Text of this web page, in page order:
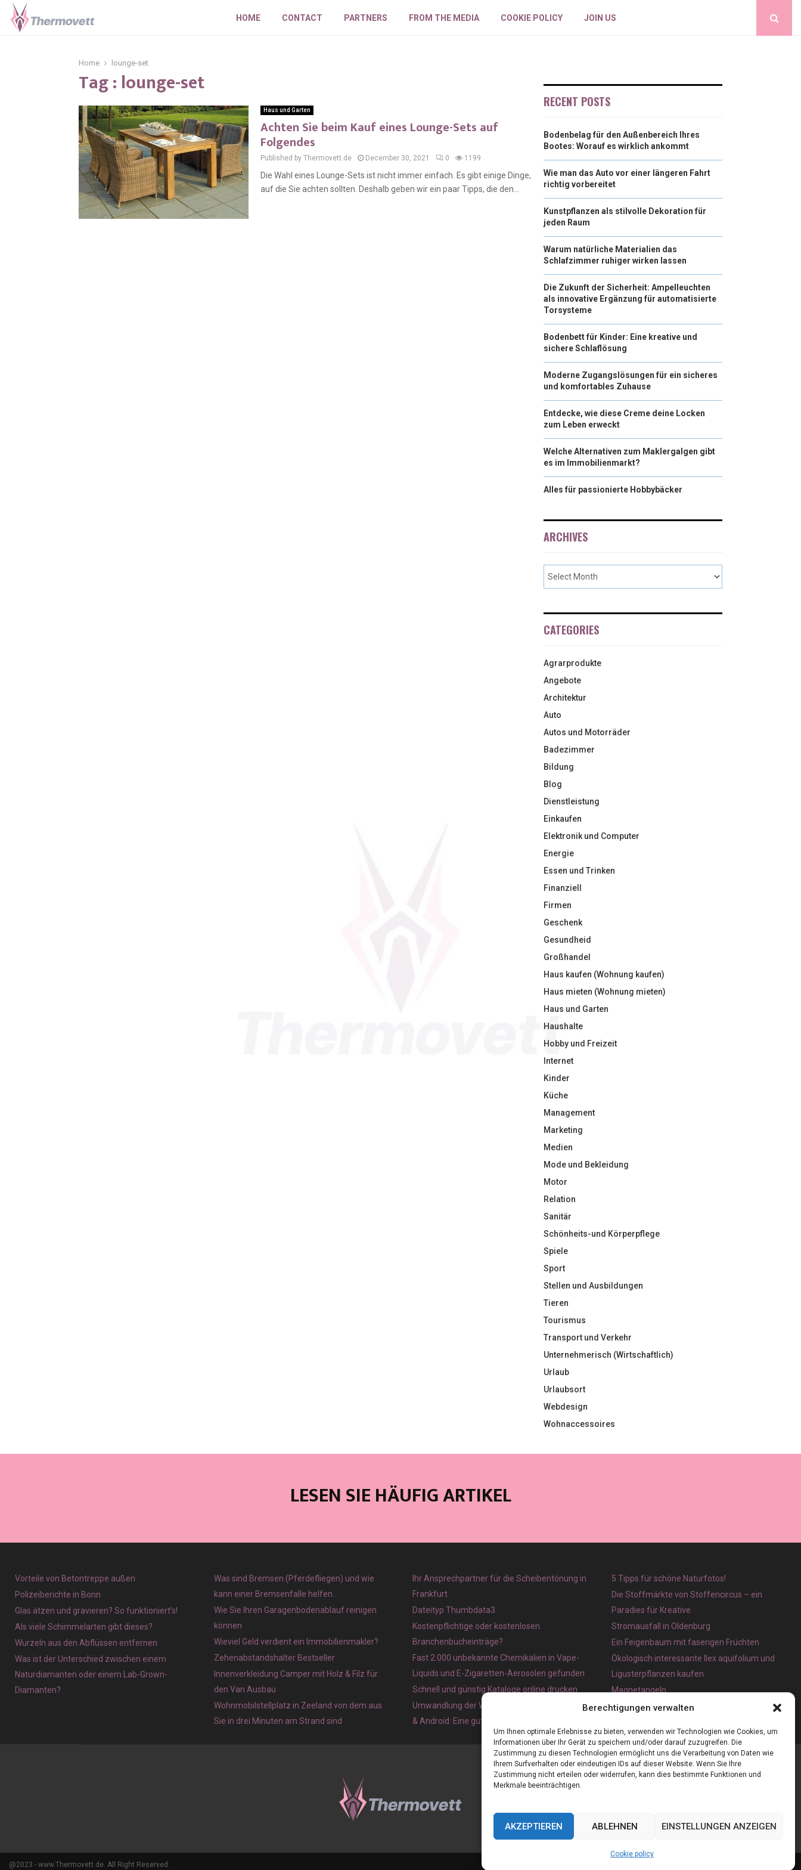
Berechtigungen verwalten
Um Ihnen optimale Erlebnisse zu bieten, verwenden wir Technologien wie Cookies, um
Informationen über Ihr Gerät zu speichern und/oder darauf zuzugreifen. Die
Zustimmung zu diesen Technologien ermöglicht uns die Verarbeitung von Daten wie
Ihrem Surfverhalten oder eindeutigen IDs auf dieser Website. Wenn Sie Ihre
Zustimmung nicht erteilen oder widerrufen, kann dies bestimmte Funktionen und
Merkmale beeinträchtigen.
AKZEPTIEREN ABLEHNEN EINSTELLUNGEN ANZEIGEN
Cookie policy
HOME CONTACT PARTNERS FROM THE MEDIA COOKIE POLICY JOIN US
Home lounge-set
Tag : lounge-set
Haus und Garten
Achten Sie beim Kauf eines Lounge-Sets auf
Folgendes
Published by Thermovett.de December 30, 2021 0 1199
Die Wahl eines Lounge-Sets ist nicht immer einfach. Es gibt einige Dinge,
auf die Sie achten sollten. Deshalb geben wir ein paar Tipps, die den...
RECENT POSTS
Bodenbelag für den Außenbereich Ihres
Bootes: Worauf es wirklich ankommt
Wie man das Auto vor einer längeren Fahrt
richtig vorbereitet
Kunstpflanzen als stilvolle Dekoration für
jeden Raum
Warum natürliche Materialien das
Schlafzimmer ruhiger wirken lassen
Die Zukunft der Sicherheit: Ampelleuchten
als innovative Ergänzung für automatisierte
Torsysteme
Bodenbett für Kinder: Eine kreative und
sichere Schlaflösung
Moderne Zugangslösungen für ein sicheres
und komfortables Zuhause
Entdecke, wie diese Creme deine Locken
zum Leben erweckt
Welche Alternativen zum Maklergalgen gibt
es im Immobilienmarkt?
Alles für passionierte Hobbybäcker
ARCHIVES
CATEGORIES
Agrarprodukte
Angebote
Architektur
Auto
Autos und Motorräder
Badezimmer
Bildung
Blog
Dienstleistung
Einkaufen
Elektronik und Computer
Energie
Essen und Trinken
Finanziell
Firmen
Geschenk
Gesundheid
Großhandel
Haus kaufen (Wohnung kaufen)
Haus mieten (Wohnung mieten)
Haus und Garten
Haushalte
Hobby und Freizeit
Internet
Kinder
Küche
Management
Marketing
Medien
Mode und Bekleidung
Motor
Relation
Sanitär
Schönheits-und Körperpflege
Spiele
Sport
Stellen und Ausbildungen
Tieren
Tourismus
Transport und Verkehr
Unternehmerisch (Wirtschaftlich)
Urlaub
Urlaubsort
Webdesign
Wohnaccessoires
LESEN SIE HÄUFIG ARTIKEL
Vorteile von Betontreppe außen
Polizeiberichte in Bonn
Glas ätzen und gravieren? So funktioniert’s!
Als viele Schimmelarten gibt dieses?
Wurzeln aus den Abflüssen entfernen
Was ist der Unterschied zwischen einem
Naturdiamanten oder einem Lab-Grown-
Diamanten?
Was sind Bremsen (Pferdefliegen) und wie
kann einer Bremsenfalle helfen..
Wie Sie Ihren Garagenbodenablauf reinigen
können
Wieviel Geld verdient ein Immobilienmakler?
Zehenabstandshalter Bestseller
Innenverkleidung Camper mit Holz & Filz für
den Van Ausbau
Wohnmobilstellplatz in Zeeland von dem aus
Sie in drei Minuten am Strand sind
Ihr Ansprechpartner für die Scheibentönung in
Frankfurt
Dateityp Thumbdata3
Kostenpflichtige oder kostenlosen
Branchenbucheinträge?
Fast 2.000 unbekannte Chemikalien in Vape-
Liquids und E-Zigaretten-Aerosolen gefunden
Schnell und günstig Kataloge online drucken
Umwandlung der Webseite in eine App für iOS
& Android: Eine gute Idee?
5 Tipps für schöne Naturfotos!
Die Stoffmärkte von Stoffencircus – ein
Paradies für Kreative
Stromausfall in Oldenburg
Ein Feigenbaum mit faserigen Früchten
Ökologisch interessante Ilex aquifolium und
Ligusterpflanzen kaufen
Magnetangeln
@2023 - www.Thermovett.de. All Right Reserved.